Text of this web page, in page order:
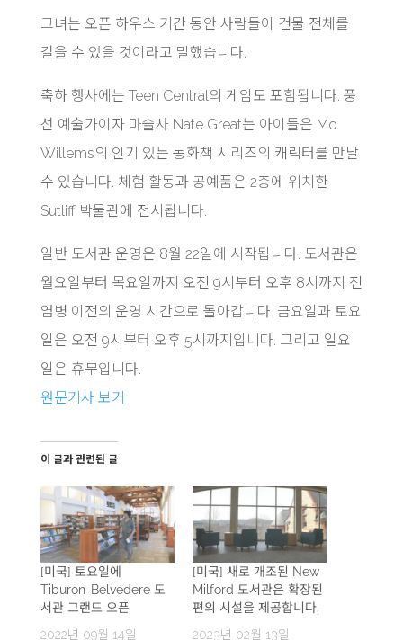
그녀는 오픈 하우스 기간 동안 사람들이 건물 전체를
걸을 수 있을 것이라고 말했습니다.
축하 행사에는 Teen Central의 게임도 포함됩니다. 풍
선 예술가이자 마술사 Nate Great는 아이들은 Mo
Willems의 인기 있는 동화책 시리즈의 캐릭터를 만날
수 있습니다. 체험 활동과 공예품은 2층에 위치한
Sutliff 박물관에 전시됩니다.
일반 도서관 운영은 8월 22일에 시작됩니다. 도서관은
월요일부터 목요일까지 오전 9시부터 오후 8시까지 전
염병 이전의 운영 시간으로 돌아갑니다. 금요일과 토요
일은 오전 9시부터 오후 5시까지입니다. 그리고 일요
일은 휴무입니다.
원문기사 보기
이 글과 관련된 글
[미국] 토요일에
Tiburon-Belvedere 도
서관 그랜드 오픈
2022년 09월 14일
[미국] 새로 개조된 New
Milford 도서관은 확장된
편의 시설을 제공합니다.
2023년 02월 13일